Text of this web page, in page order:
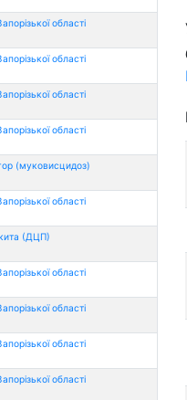
області
області
області
області
(муковисцидоз)
області
(ДЦП)
області
області
області
області